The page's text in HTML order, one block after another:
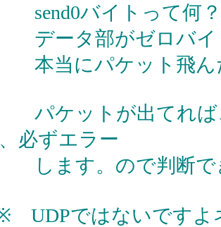
バイトって何？
ータ部がゼロバイ
当にパケット飛ん
ケットが出てれば
必ずエラー
ます。ので判断で
UDPではないですよ